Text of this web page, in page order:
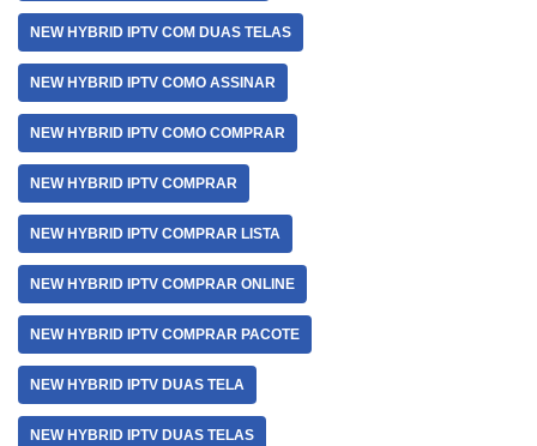
NEW HYBRID IPTV COM DUAS TELAS
NEW HYBRID IPTV COMO ASSINAR
NEW HYBRID IPTV COMO COMPRAR
NEW HYBRID IPTV COMPRAR
NEW HYBRID IPTV COMPRAR LISTA
NEW HYBRID IPTV COMPRAR ONLINE
NEW HYBRID IPTV COMPRAR PACOTE
NEW HYBRID IPTV DUAS TELA
NEW HYBRID IPTV DUAS TELAS